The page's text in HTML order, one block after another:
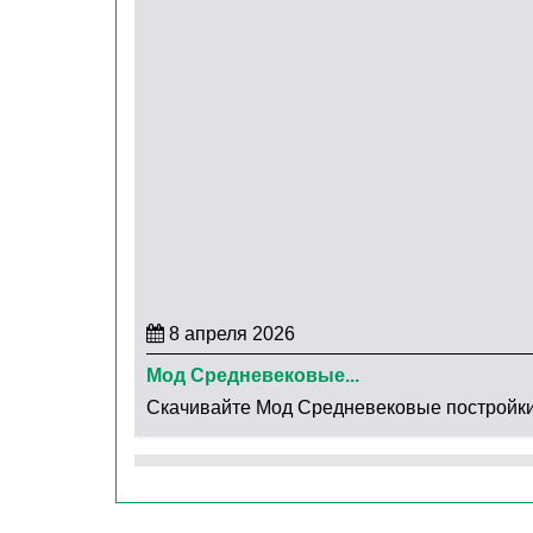
8 апреля 2026
Мод Средневековые...
Скачивайте Мод Средневековые